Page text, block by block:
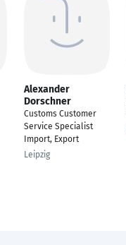
Alexander
Dorschner
Customs Customer
Service Specialist
Import, Export
Leipzig